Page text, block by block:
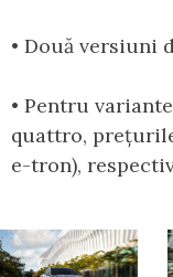
• Două versiuni
• Pentru
quattro,
e-tron),